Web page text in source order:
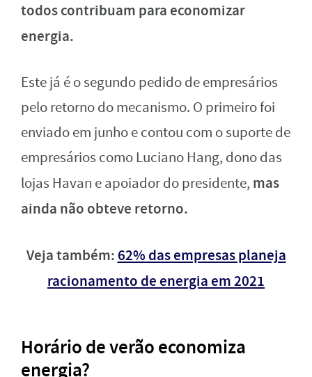
todos contribuam para economizar
energia.
Este já é o segundo pedido de empresários
pelo retorno do mecanismo. O primeiro foi
enviado em junho e contou com o suporte de
empresários como Luciano Hang, dono das
lojas Havan e apoiador do presidente, mas
ainda não obteve retorno.
Veja também: 62% das empresas planeja
racionamento de energia em 2021
Horário de verão economiza
energia?